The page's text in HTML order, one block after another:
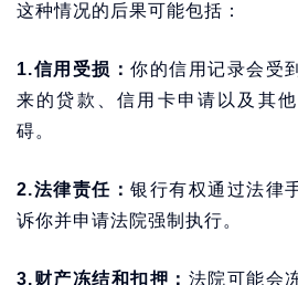
这种情况的后果可能包括：
1.信用受损：你的信用记录会受
来的贷款、信用卡申请以及其
碍。
2.法律责任：银行有权通过法律
诉你并申请法院强制执行。
3.财产冻结和扣押： 法院可能会